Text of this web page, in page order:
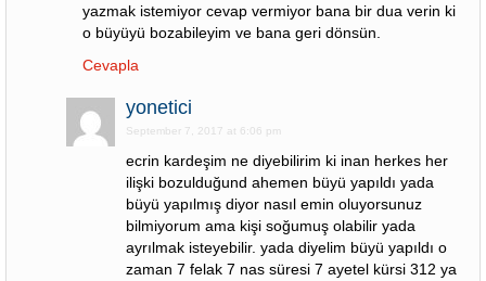
yazmak istemiyor cevap vermiyor bana bir dua verin ki
o büyüyü bozabileyim ve bana geri dönsün.
Cevapla
yonetici
September 7, 2017 at 6:06 pm
ecrin kardeşim ne diyebilirim ki inan herkes her
ilişki bozulduğund ahemen büyü yapıldı yada
büyü yapılmış diyor nasıl emin oluyorsunuz
bilmiyorum ama kişi soğumuş olabilir yada
ayrılmak isteyebilir. yada diyelim büyü yapıldı o
zaman 7 felak 7 nas süresi 7 ayetel kürsi 312 ya